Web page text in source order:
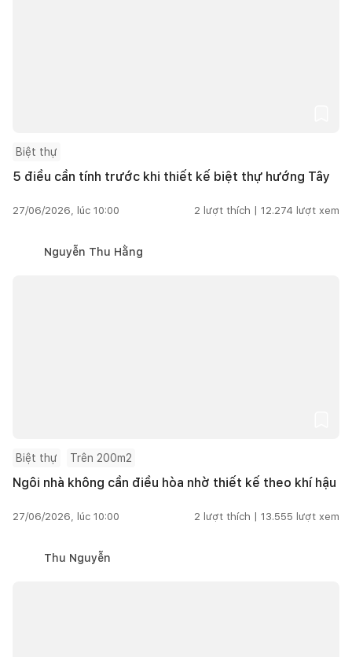
Biệt thự
5 điều cần tính trước khi thiết kế biệt thự hướng Tây
27/06/2026, lúc 10:00 2 lượt thích | 12.274 lượt xem
Nguyễn Thu Hằng
Biệt thự Trên 200m2
Ngôi nhà không cần điều hòa nhờ thiết kế theo khí hậu
27/06/2026, lúc 10:00 2 lượt thích | 13.555 lượt xem
Thu Nguyễn